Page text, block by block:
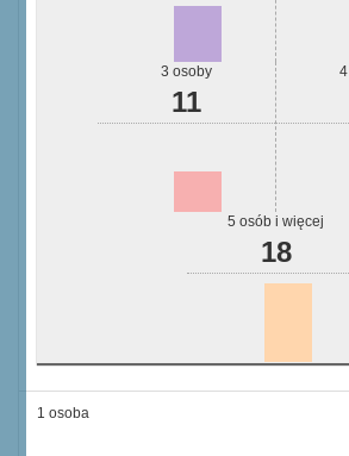
3 osoby
11
5 osób i więcej
18
1 osoba